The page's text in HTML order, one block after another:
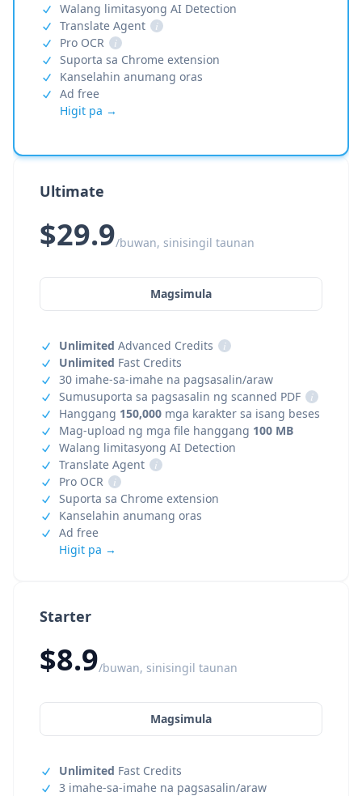
Starter
$8.9/buwan, sinisingil taunan
Magsimula
Unlimited Fast Credits
3 imahe-sa-imahe na pagsasalin/araw
Walang limitasyong AI Detection
Translate Agent
i
Pro OCR
i
Suporta sa Chrome extension
Kanselahin anumang oras
Ad free
Higit pa →
Ultimate
$29.9/buwan, sinisingil taunan
Magsimula
Unlimited Advanced Credits
i
Unlimited Fast Credits
30 imahe-sa-imahe na pagsasalin/araw
Sumusuporta sa pagsasalin ng scanned PDF
i
Hanggang 150,000 mga karakter sa isang beses
Mag-upload ng mga file hanggang 100 MB
Walang limitasyong AI Detection
Translate Agent
i
Pro OCR
i
Suporta sa Chrome extension
Kanselahin anumang oras
Ad free
Higit pa →